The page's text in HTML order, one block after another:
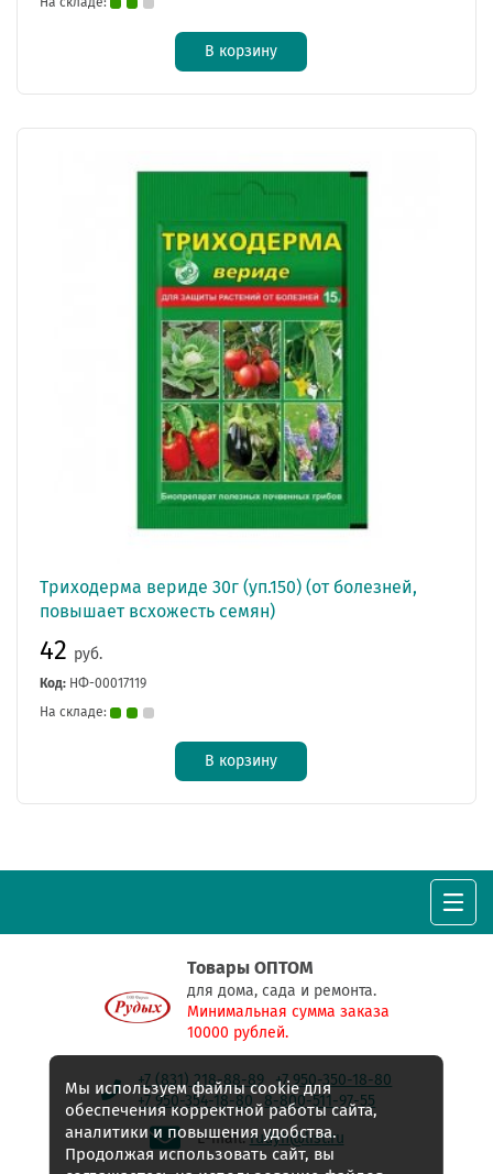
В корзину
Триходерма вериде 30г (уп.150) (от болезней,
повышает всхожесть семян)
42 руб.
Код: НФ-00017119
На складе:
В корзину
Товары ОПТОМ
для дома, сада и ремонта.
Минимальная сумма заказа
10000 рублей.
+7 (831) 218-88-89
+7 950-350-18-80
+7 950-354-18-80
8-800-511-97-55
E-mail:rudyh@list.ru
Мы используем файлы cookie для
обеспечения корректной работы сайта,
аналитики и повышения удобства.
Продолжая использовать сайт, вы